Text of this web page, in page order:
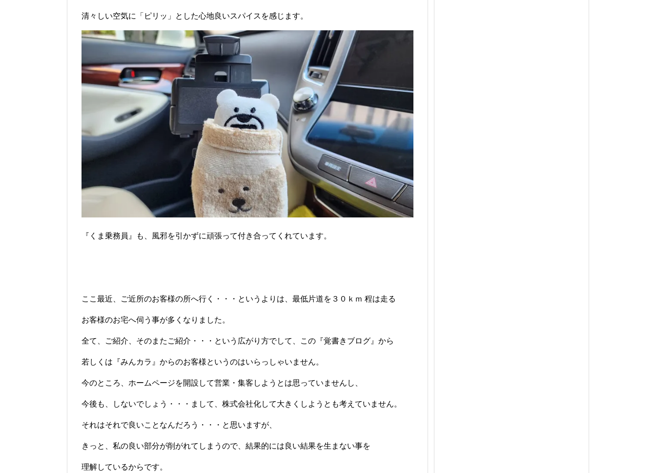
清々しい空気に「ピリッ」とした心地良いスパイスを感じます。
『くま乗務員』も、風邪を引かずに頑張って付き合ってくれています。
ここ最近、ご近所のお客様の所へ行く・・・というよりは、最低片道を３０ｋｍ 程は走る
お客様のお宅へ伺う事が多くなりました。
全て、ご紹介、そのまたご紹介・・・という広がり方でして、この『覚書きブログ』から
若しくは『みんカラ』からのお客様というのはいらっしゃいません。
今のところ、ホームページを開設して営業・集客しようとは思っていませんし、
今後も、しないでしょう・・・まして、株式会社化して大きくしようとも考えていません。
それはそれで良いことなんだろう・・・と思いますが、
きっと、私の良い部分が削がれてしまうので、結果的には良い結果を生まない事を
理解しているからです。